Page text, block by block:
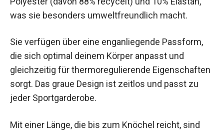
90% Polyester (davon 88% recycelt) und 10%
Elastan, was sie besonders umweltfreundlich
macht.
Sie verfügen über eine enganliegende Passform,
die sich optimal deinem Körper anpasst und
gleichzeitig für thermoregulierende
Eigenschaften sorgt. Das graue Design ist zeitlos
und passt zu jeder Sportgarderobe.